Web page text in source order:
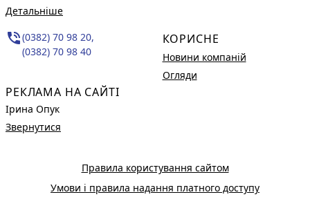
Детальніше
phone_in_talk(0382) 70 98 20,
(0382) 70 98 40
РЕКЛАМА НА САЙТІ
Ірина Опук
Звернутися
КОРИСНЕ
Новини компаній
Огляди
Правила користування сайтом
Умови і правила надання платного доступу